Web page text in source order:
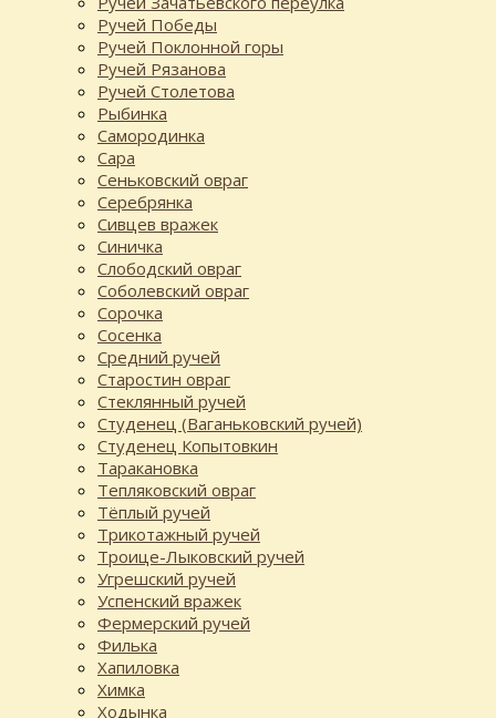
Ручей Победы
Ручей Поклонной горы
Ручей Рязанова
Ручей Столетова
Рыбинка
Самородинка
Сара
Сеньковский овраг
Серебрянка
Сивцев вражек
Синичка
Слободский овраг
Соболевский овраг
Сорочка
Сосенка
Средний ручей
Старостин овраг
Стеклянный ручей
Студенец (Ваганьковский ручей)
Студенец Копытовкин
Таракановка
Тепляковский овраг
Тёплый ручей
Трикотажный ручей
Троице-Лыковский ручей
Угрешский ручей
Успенский вражек
Фермерский ручей
Филька
Хапиловка
Химка
Ходынка